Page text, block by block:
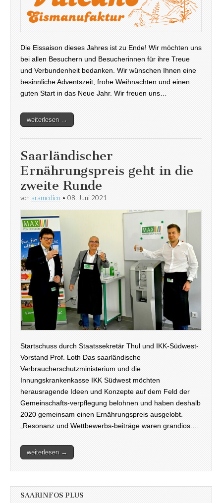
Die Eissaison dieses Jahres ist zu Ende! Wir möchten uns
bei allen Besuchern und Besucherinnen für ihre Treue
und Verbundenheit bedanken. Wir wünschen Ihnen eine
besinnliche Adventszeit, frohe Weihnachten und einen
guten Start in das Neue Jahr. Wir freuen uns…
weiterlesen →
Saarländischer
Ernährungspreis geht in die
zweite Runde
von aramedien • 08. Juni 2021
Startschuss durch Staatssekretär Thul und IKK-Südwest-
Vorstand Prof. Loth Das saarländische
Verbraucherschutzministerium und die
Innungskrankenkasse IKK Südwest möchten
herausragende Ideen und Konzepte auf dem Feld der
Gemeinschafts-verpflegung belohnen und haben deshalb
2020 gemeinsam einen Ernährungspreis ausgelobt.
„Resonanz und Wettbewerbs-beiträge waren grandios.…
weiterlesen →
SAARINFOS PLUS